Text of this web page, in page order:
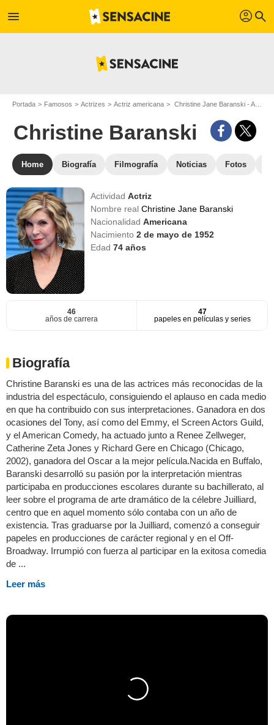
menu profil search
Portada Famosos Actrizes Actriz americana Christine Jane Baranski - Apodo : Christine Baranski
Christine Baranski
Home Biografía Filmografía Noticias Fotos
ActividadActriz
Nombre realChristine Jane Baranski
NacionalidadAmericana
Nacimiento2 de mayo de 1952
Edad74 años
46
años de carrera
47
papeles en películas y series
Biografía
Christine Baranski es una de las actrices más reconocidas de la
industria del espectáculo, consiguiendo el aplauso en cada medio
en que ha contribuido con sus interpretaciones. Ganadora en dos
ocasiones del Tony, así como del Emmy, el Screen Actors Guild,
y el American Comedy, ha actuado junto a Renee Zellweger,
Catherine Zeta Jones y Richard Gere en Chicago (Chicago,
2002), ganadora del Oscar a la mejor película.Nacida en Buffalo,
Baranski desarrolló su pasión por la interpretación mientras
participaba en producciones escolares durante su bachillerato, al
leer sobre el programa de arte dramático de la célebre Juilliard,
centro que en aquel momento sólo contaba con un año de
existencia. Tras graduarse por la Juilliard, comenzó a conseguir
papeles en producciones de carácter regional y en el Off-
Broadway. Irrumpió con fuerza al participar en la exitosa comedia
de ...
Leer más